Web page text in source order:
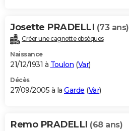
Josette PRADELLI (73 ans)
Créer une cagnotte obsèques
Naissance
21/12/1931 à Toulon (Var)
Décès
27/09/2005 à la Garde (Var)
Remo PRADELLI (68 ans)